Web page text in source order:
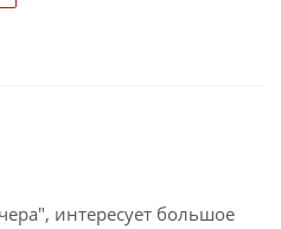
интересует большое